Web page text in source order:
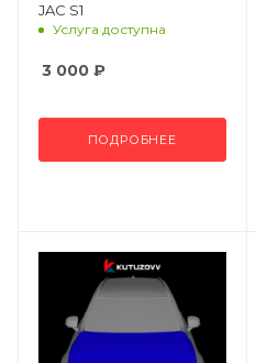
JAC S1
Услуга доступна
3 000 ₽
ПОДРОБНЕЕ